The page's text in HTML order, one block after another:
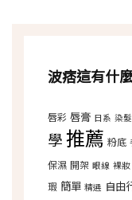
波痞這有什
唇彩 唇膏 日系 染髮
學推薦 粉底
保濕 開架 眼線 裸妝
瑕 簡單 精選 自由